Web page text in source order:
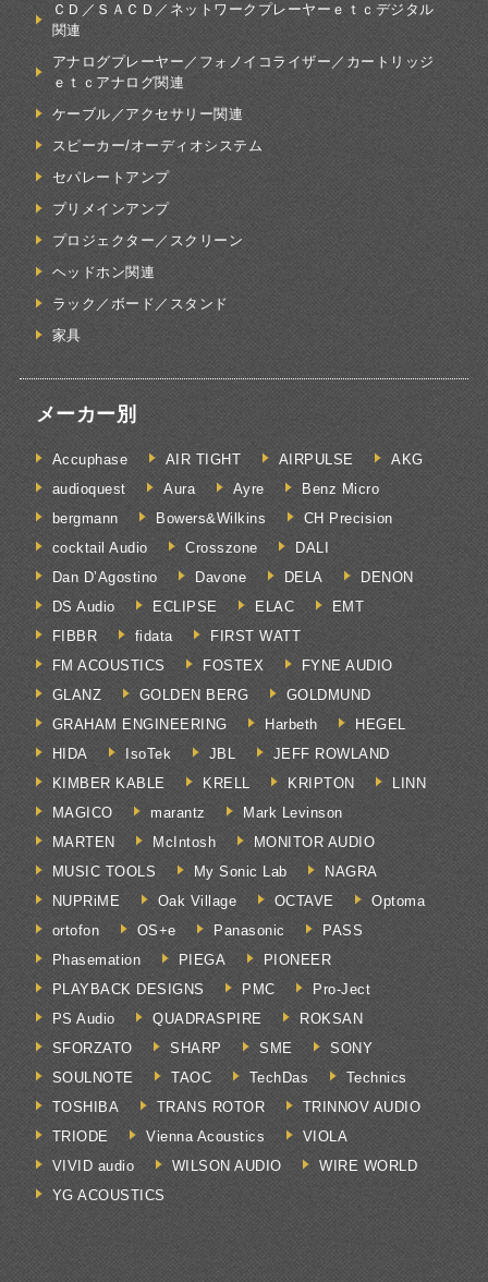
ＣＤ／ＳＡＣＤ／ネットワークプレーヤーｅｔｃデジタル
関連
アナログプレーヤー／フォノイコライザー／カートリッジ
ｅｔｃアナログ関連
ケーブル／アクセサリー関連
スピーカー/オーディオシステム
セパレートアンプ
プリメインアンプ
プロジェクター／スクリーン
ヘッドホン関連
ラック／ボード／スタンド
家具
メーカー別
Accuphase AIR TIGHT AIRPULSE
AKG
audioquest
Aura Ayre
Benz Micro
bergmann
Bowers&Wilkins
CH Precision
cocktail Audio
Crosszone
DALI
Dan D’Agostino
Davone DELA
DENON
DS Audio
ECLIPSE ELAC
EMT
FIBBR
fidata
FIRST WATT
FM ACOUSTICS
FOSTEX
FYNE AUDIO
GLANZ
GOLDEN BERG
GOLDMUND
GRAHAM ENGINEERING
Harbeth
HEGEL
HIDA
IsoTek JBL
JEFF ROWLAND
KIMBER KABLE
KRELL KRIPTON
LINN
MAGICO
marantz
Mark Levinson
MARTEN
McIntosh
MONITOR AUDIO
MUSIC TOOLS
My Sonic Lab
NAGRA
NUPRiME
Oak Village OCTAVE
Optoma
ortofon
OS+e Panasonic
PASS
Phasemation
PIEGA
PIONEER
PLAYBACK DESIGNS
PMC
Pro-Ject
PS Audio
QUADRASPIRE
ROKSAN
SFORZATO
SHARP SME
SONY
SOULNOTE
TAOC TechDas
Technics
TOSHIBA
TRANS ROTOR
TRINNOV AUDIO
TRIODE
Vienna Acoustics
VIOLA
VIVID audio
WILSON AUDIO
WIRE WORLD
YG ACOUSTICS